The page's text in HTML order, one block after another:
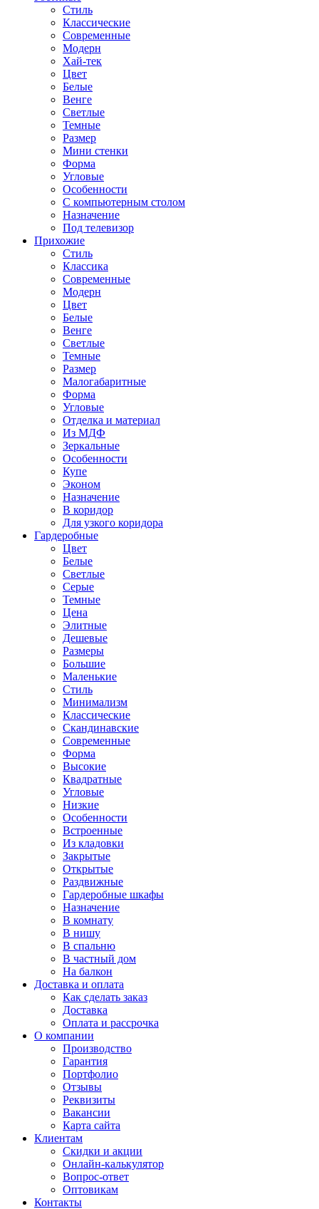
Стиль
Классические
Современные
Модерн
Хай-тек
Цвет
Белые
Венге
Светлые
Темные
Размер
Мини стенки
Форма
Угловые
Особенности
С компьютерным столом
Назначение
Под телевизор
Прихожие
Стиль
Классика
Современные
Модерн
Цвет
Белые
Венге
Светлые
Темные
Размер
Малогабаритные
Форма
Угловые
Отделка и материал
Из МДФ
Зеркальные
Особенности
Купе
Эконом
Назначение
В коридор
Для узкого коридора
Гардеробные
Цвет
Белые
Светлые
Серые
Темные
Цена
Элитные
Дешевые
Размеры
Большие
Маленькие
Стиль
Минимализм
Классические
Скандинавские
Современные
Форма
Высокие
Квадратные
Угловые
Низкие
Особенности
Встроенные
Из кладовки
Закрытые
Открытые
Раздвижные
Гардеробные шкафы
Назначение
В комнату
В нишу
В спальню
В частный дом
На балкон
Доставка и оплата
Как сделать заказ
Доставка
Оплата и рассрочка
О компании
Производство
Гарантия
Портфолио
Отзывы
Реквизиты
Вакансии
Карта сайта
Клиентам
Скидки и акции
Онлайн-калькулятор
Вопрос-ответ
Оптовикам
Контакты